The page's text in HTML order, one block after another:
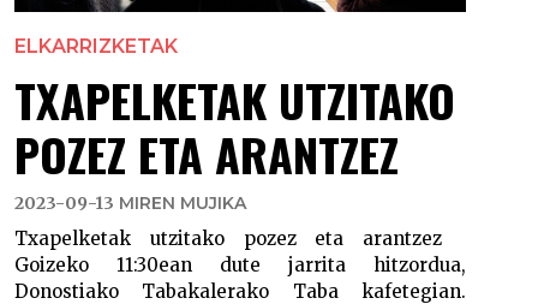
ELKARRIZKETAK
TXAPELKETAK UTZITAKO
POZEZ ETA ARANTZEZ
2023-09-13 MIREN MUJIKA
Txapelketak utzitako pozez eta arantzez
Goizeko 11:30ean dute jarrita hitzordua,
Donostiako Tabakalerako Taba kafetegian.